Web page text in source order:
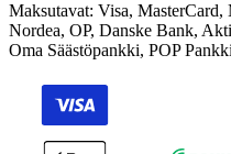
Maksutavat: Visa, MasterCard,
Nordea, OP, Danske Bank,
Oma Säästöpankki, POP